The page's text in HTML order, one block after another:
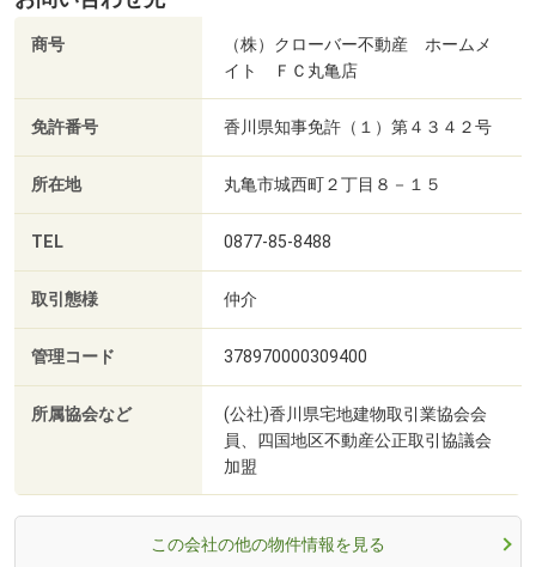
商号
（株）クローバー不動産 ホームメ
イト ＦＣ丸亀店
免許番号 香川県知事免許（１）第４３４２号
所在地 丸亀市城西町２丁目８－１５
TEL 0877-85-8488
取引態様 仲介
管理コード 378970000309400
所属協会など
(公社)香川県宅地建物取引業協会会
員、四国地区不動産公正取引協議会
加盟
この会社の他の物件情報を見る